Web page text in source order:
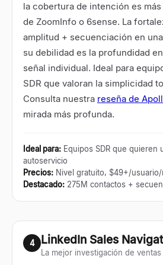
la cobertura de intención es
de ZoomInfo o 6sense. La
amplitud + secuenciación en
su debilidad es la profundidad
señal individual. Ideal para
SDR que valoran la simplicidad
Consulta nuestra reseña de
mirada más profunda.
Ideal para: Equipos SDR que quieren
autoservicio
Precios: Nivel gratuito, $49+/
Destacado: 275M contactos +
4 LinkedIn Sales
La mejor investigación de